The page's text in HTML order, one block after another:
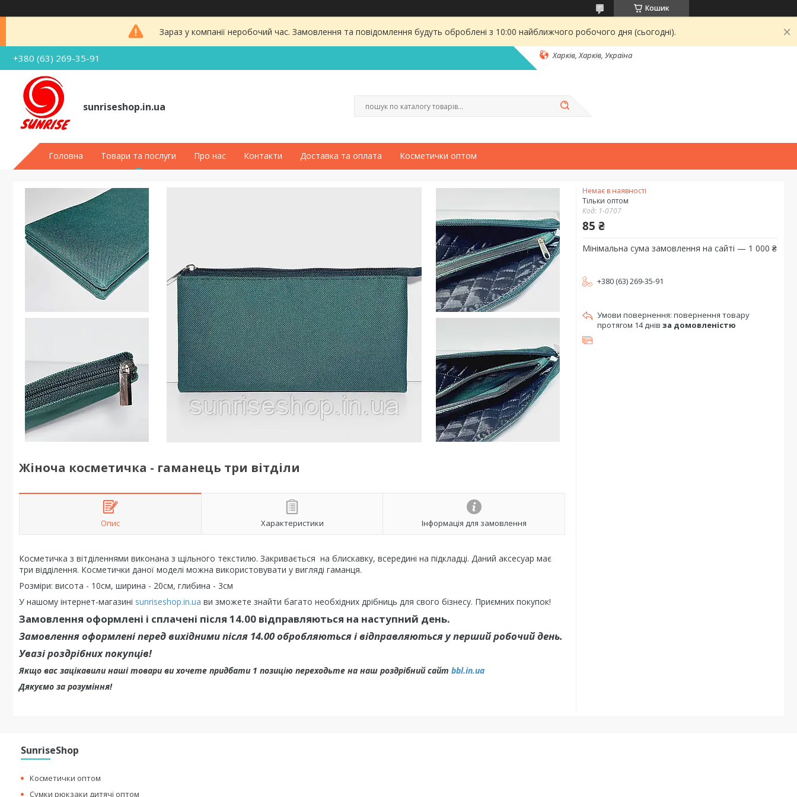
Кошик
Зараз у компанії неробочий час. Замовлення та повідомлення будуть оброблені з 10:00 найближчого робочого дня (сьогодні).
+380 (63) 269-35-91 Харків, Харків, Україна
sunriseshop.in.ua
Головна Товари та послуги Про нас Контакти Доставка та оплата Косметички оптом
Жіноча косметичка - гаманець три вітділи
Опис Характеристики Інформація для замовлення
Косметичка з вітділеннями виконана з щільного текстилю. Закривається на блискавку, всередині на підкладці. Даний аксесуар має
три відділення. Косметички даної моделі можна використовувати у вигляді гаманця.
Розміри: висота - 10см, ширина - 20см, глибина - 3см
У нашому інтернет-магазині sunriseshop.in.ua ви зможете знайти багато необхідних дрібниць для свого бізнесу. Приємних покупок!
Замовлення оформлені і сплачені після 14.00 відправляються на наступний день.
Замовлення оформлені перед вихідними після 14.00 обробляються і відправляються у перший робочий день.
Увазі роздрібних покупців!
Якщо вас зацікавили наші товари ви хочете придбати 1 позицію переходьте на наш роздрібний сайт bbl.in.ua
Дякуємо за розуміння!
Немає в наявності
Тільки оптом
Код: 1-0707
85 ₴
Мінімальна сума замовлення на сайті — 1 000 ₴
+380 (63) 269-35-91
повернення товару
протягом 14 днів за домовленістю
SunriseShop
Косметички оптом
Сумки рюкзаки дитячі оптом